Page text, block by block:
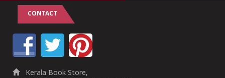
CONTACT
Kerala Book Store,